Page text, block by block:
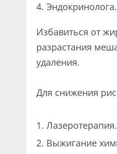
Избавиться от
разрастания
удаления.
Для снижения
Выжигание